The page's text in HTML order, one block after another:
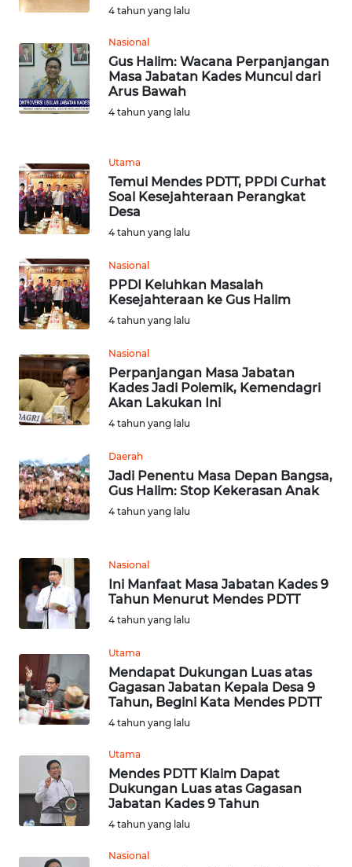
4 tahun yang lalu
Nasional
Gus Halim: Wacana Perpanjangan
Masa Jabatan Kades Muncul dari
Arus Bawah
4 tahun yang lalu
Utama
Temui Mendes PDTT, PPDI Curhat
Soal Kesejahteraan Perangkat
Desa
4 tahun yang lalu
Nasional
PPDI Keluhkan Masalah
Kesejahteraan ke Gus Halim
4 tahun yang lalu
Nasional
Perpanjangan Masa Jabatan
Kades Jadi Polemik, Kemendagri
Akan Lakukan Ini
4 tahun yang lalu
Daerah
Jadi Penentu Masa Depan Bangsa,
Gus Halim: Stop Kekerasan Anak
4 tahun yang lalu
Nasional
Ini Manfaat Masa Jabatan Kades 9
Tahun Menurut Mendes PDTT
4 tahun yang lalu
Utama
Mendapat Dukungan Luas atas
Gagasan Jabatan Kepala Desa 9
Tahun, Begini Kata Mendes PDTT
4 tahun yang lalu
Utama
Mendes PDTT Klaim Dapat
Dukungan Luas atas Gagasan
Jabatan Kades 9 Tahun
4 tahun yang lalu
Nasional
JABAR
WN
BANTEN
NTT
WN
KEPRI
WN
PAPUA
WN
BARAT
WN
RIAU
SERAMBI
WN
WN
SULTRA
WN
WN
SULTENG
SULBAR
WN
BABEL
WN